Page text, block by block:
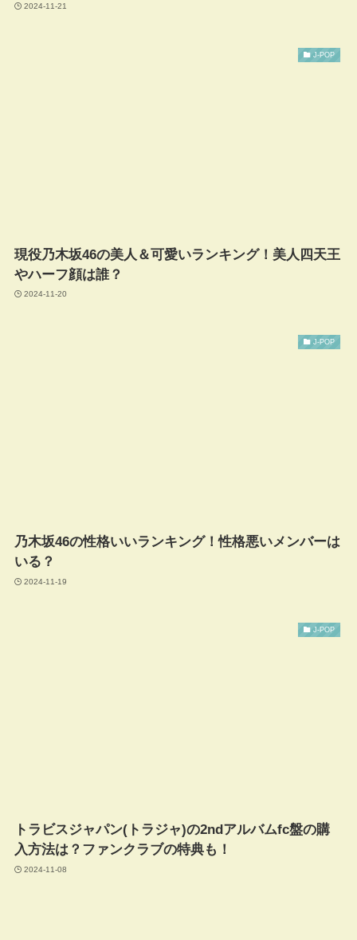
2024-11-21
J-POP
現役乃木坂46の美人＆可愛いランキング！美人四天王
やハーフ顔は誰？
2024-11-20
J-POP
乃木坂46の性格いいランキング！性格悪いメンバーは
いる？
2024-11-19
J-POP
トラビスジャパン(トラジャ)の2ndアルバムfc盤の購
入方法は？ファンクラブの特典も！
2024-11-08